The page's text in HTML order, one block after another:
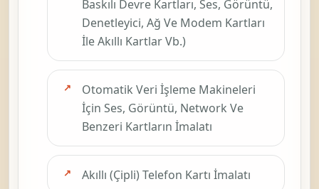
Baskılı Devre Kartları, Ses, Görüntü,
Denetleyici, Ağ Ve Modem Kartları
İle Akıllı Kartlar Vb.)
Otomatik Veri İşleme Makineleri
İçin Ses, Görüntü, Network Ve
Benzeri Kartların İmalatı
Akıllı (Çipli) Telefon Kartı İmalatı